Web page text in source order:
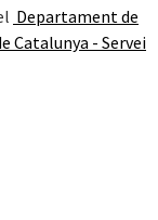
Departament de
Catalunya - Servei